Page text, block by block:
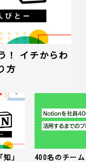
！ イチからわ
方
」
400名のチー